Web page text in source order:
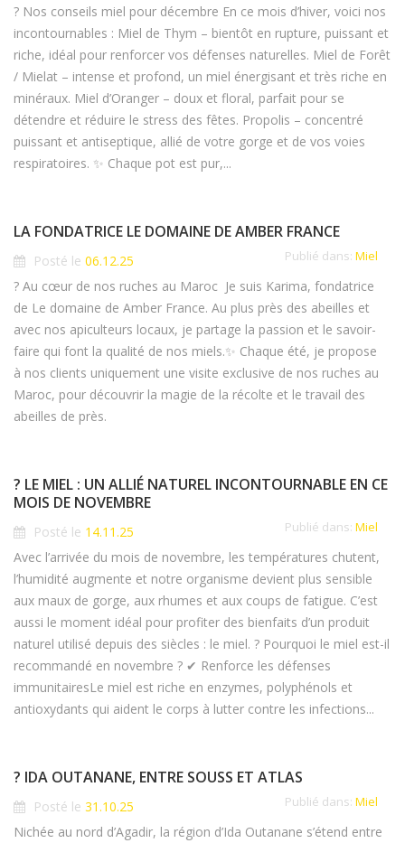
? Nos conseils miel pour décembre En ce mois d’hiver, voici nos
incontournables : Miel de Thym – bientôt en rupture, puissant et
riche, idéal pour renforcer vos défenses naturelles. Miel de Forêt
/ Mielat – intense et profond, un miel énergisant et très riche en
minéraux. Miel d’Oranger – doux et floral, parfait pour se
détendre et réduire le stress des fêtes. Propolis – concentré
puissant et antiseptique, allié de votre gorge et de vos voies
respiratoires. ✨ Chaque pot est pur,...
LA FONDATRICE LE DOMAINE DE AMBER FRANCE
Publié dans: Miel
Posté le 06.12.25
? Au cœur de nos ruches au Maroc Je suis Karima, fondatrice
de Le domaine de Amber France. Au plus près des abeilles et
avec nos apiculteurs locaux, je partage la passion et le savoir-
faire qui font la qualité de nos miels.✨ Chaque été, je propose
à nos clients uniquement une visite exclusive de nos ruches au
Maroc, pour découvrir la magie de la récolte et le travail des
abeilles de près.
? LE MIEL : UN ALLIÉ NATUREL INCONTOURNABLE EN CE
MOIS DE NOVEMBRE
Publié dans: Miel
Posté le 14.11.25
Avec l’arrivée du mois de novembre, les températures chutent,
l’humidité augmente et notre organisme devient plus sensible
aux maux de gorge, aux rhumes et aux coups de fatigue. C’est
aussi le moment idéal pour profiter des bienfaits d’un produit
naturel utilisé depuis des siècles : le miel. ? Pourquoi le miel est-il
recommandé en novembre ? ✔ Renforce les défenses
immunitairesLe miel est riche en enzymes, polyphénols et
antioxydants qui aident le corps à lutter contre les infections...
? IDA OUTANANE, ENTRE SOUSS ET ATLAS
Publié dans: Miel
Posté le 31.10.25
Nichée au nord d’Agadir, la région d’Ida Outanane s’étend entre